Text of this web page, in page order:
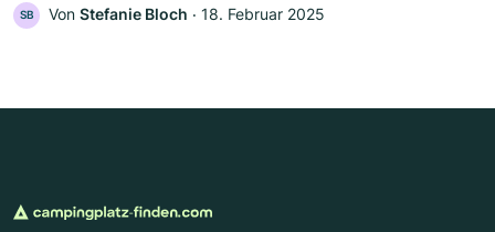
SB Von Stefanie Bloch ‧ 18. Februar 2025